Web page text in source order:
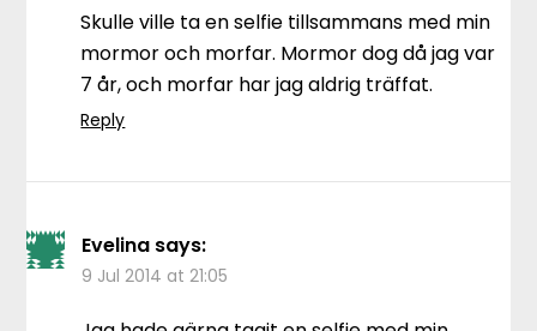
Skulle ville ta en selfie tillsammans med min
mormor och morfar. Mormor dog då jag var
7 år, och morfar har jag aldrig träffat.
Reply
Evelina says:
9 Jul 2014 at 21:05